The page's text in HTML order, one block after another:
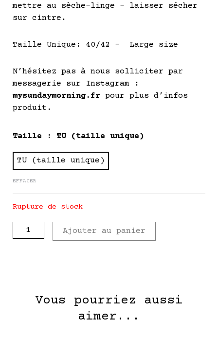
mettre au sèche-linge – laisser sécher
sur cintre.
Taille Unique: 40/42 – Large size
N’hésitez pas à nous solliciter par
messagerie sur Instagram :
mysundaymorning.fr pour plus d’infos
produit.
Taille : TU (taille unique)
TU (taille unique)
EFFACER
Rupture de stock
quantité
VALENTINE
-
Pièce
Unique
upcyclée
Ajouter au panier
Vous pourriez aussi
aimer...